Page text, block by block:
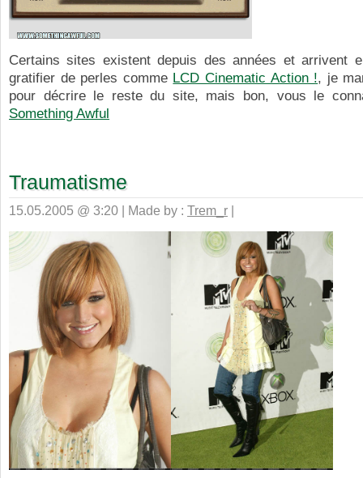
Certains sites existent depuis des années et arrivent
gratifier de perles comme LCD Cinematic Action !, je
pour décrire le reste du site, mais bon, vous le
Something Awful
Traumatisme
15.05.2005 @ 3:20 | Made by : Trem_r |